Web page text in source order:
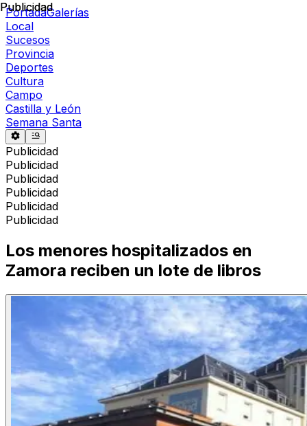
PortadaGalerías
Local
Sucesos
Provincia
Deportes
Cultura
Campo
Castilla y León
Semana Santa
Publicidad
Publicidad
Publicidad
Publicidad
Publicidad
Publicidad
Publicidad
Los menores hospitalizados en
Zamora reciben un lote de libros
Publicidad